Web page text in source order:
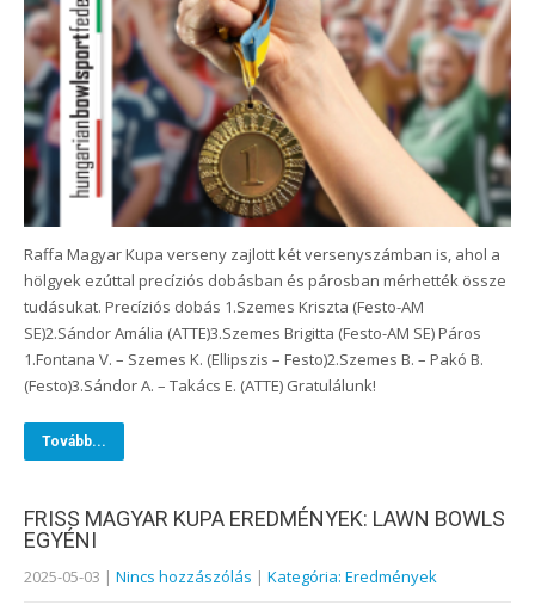
Raffa Magyar Kupa verseny zajlott két versenyszámban is, ahol a
hölgyek ezúttal precíziós dobásban és párosban mérhették össze
tudásukat. Precíziós dobás 1.Szemes Kriszta (Festo-AM
SE)2.Sándor Amália (ATTE)3.Szemes Brigitta (Festo-AM SE) Páros
1.Fontana V. – Szemes K. (Ellipszis – Festo)2.Szemes B. – Pakó B.
(Festo)3.Sándor A. – Takács E. (ATTE) Gratulálunk!
Tovább...
FRISS MAGYAR KUPA EREDMÉNYEK: LAWN BOWLS
EGYÉNI
2025-05-03 | Nincs hozzászólás | Kategória: Eredmények